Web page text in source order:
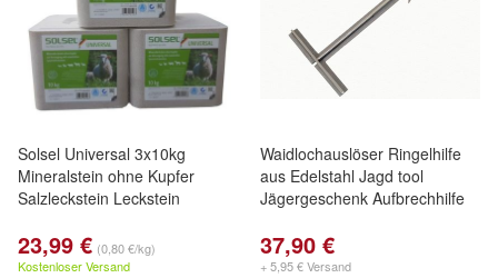
Solsel Universal 3x10kg
Mineralstein ohne Kupfer
Salzleckstein Leckstein
23,99 € (0,80 €/kg)
Kostenloser Versand
Waidlochauslöser Ringelhilfe
aus Edelstahl Jagd tool
Jägergeschenk Aufbrechhilfe
37,90 €
+ 5,95 € Versand